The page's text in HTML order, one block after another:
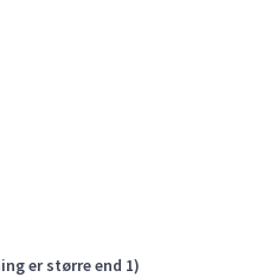
er større end 1)